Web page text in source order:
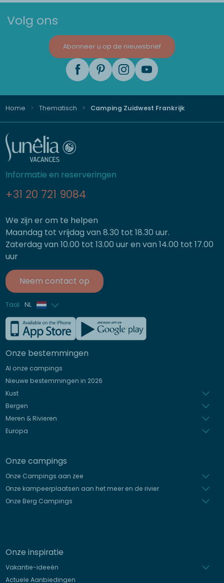
Volg ons
Abonneer u op de nieuwsbrief
Home Thematisch Camping Zuidwest Frankrijk
Informatie en reserveringen
+31 20 721 9084
We zijn er om te helpen
Maandag tot vrijdag van 8.30 tot 18.30 uur.
Zaterdag van 10.00 tot 13.00 uur en van 14.00 tot 17.00
uur
Neem contact op
Taal NL
Frans
Engels
Duits
Italiaans
Onze bestemmingen
Al onze campings
Nieuwe bestemmingen in 2026
Kust
Bergen
Meren & Rivieren
Europa
Onze campings
Onze Campings aan zee
Onze kampeerplaatsen aan het meer en de rivier
Onze Berg Campings
Onze inspiratie
Vakantie-ideeën
Actuele Aanbiedingen